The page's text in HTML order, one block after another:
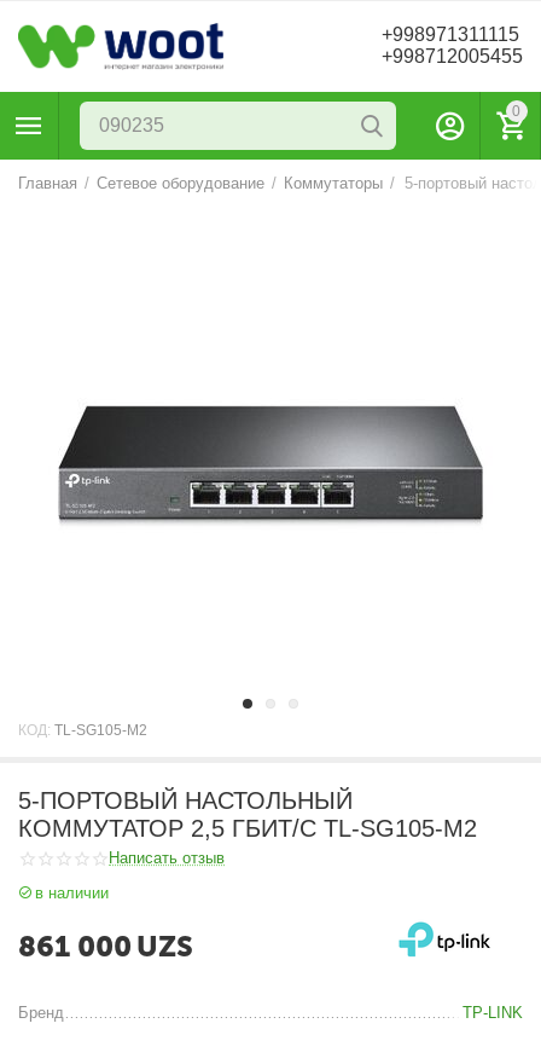
+998971311115
+998712005455
0
Главная / Сетевое оборудование / Коммутаторы /
КОД: TL-SG105-M2
5-ПОРТОВЫЙ НАСТОЛЬНЫЙ
КОММУТАТОР 2,5 ГБИТ/С TL-SG105-M2
Написать отзыв
в наличии
861 000 UZS
Бренд TP-LINK